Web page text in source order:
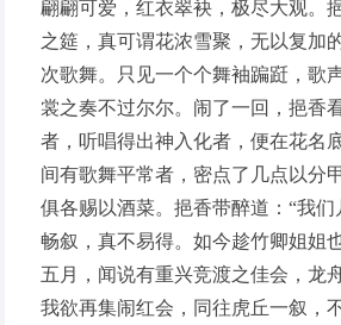
翩翩可爱，红衣翠袂，极尽大观。
之筵，真可谓花浓雪聚，无以复加
次歌舞。只见一个个舞袖蹁跹，歌
裳之奏不过尔尔。闹了一回，挹香
者，听唱得出神入化者，便在花名
间有歌舞平常者，密点了几点以分
俱各赐以酒菜。挹香带醉道：“我
畅叙，真不易得。如今趁竹卿姐姐
五月，闻说有重兴竞渡之佳会，龙
我欲再集闹红会，同往虎丘一叙，